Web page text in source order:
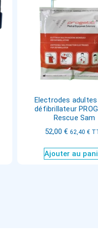
Electrodes
défibrillateur
Rescue Sam
52,00 € 62,40 €
Ajouter au